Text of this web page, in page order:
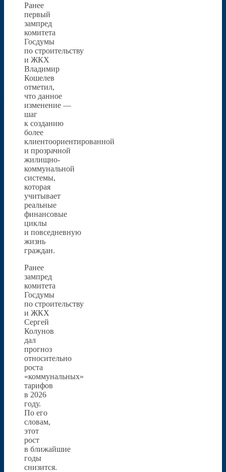
Ранее
первый
зампред
комитета
Госдумы
по строительству
и ЖКХ
Владимир
Кошелев
отметил,
что данное
изменение —
шаг
к созданию
более
клиентоориентированной
и прозрачной
жилищно-
коммунальной
системы,
которая
учитывает
реальные
финансовые
циклы
и повседневную
жизнь
граждан.
Ранее
зампред
комитета
Госдумы
по строительству
и ЖКХ
Сергей
Колунов
дал
прогноз
относительно
роста
«коммунальных»
тарифов
в 2026
году.
По его
словам,
этот
рост
в ближайшие
годы
снизится.